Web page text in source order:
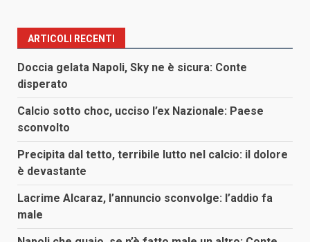
ARTICOLI RECENTI
Doccia gelata Napoli, Sky ne è sicura: Conte
disperato
Calcio sotto choc, ucciso l’ex Nazionale: Paese
sconvolto
Precipita dal tetto, terribile lutto nel calcio: il dolore
è devastante
Lacrime Alcaraz, l’annuncio sconvolge: l’addio fa
male